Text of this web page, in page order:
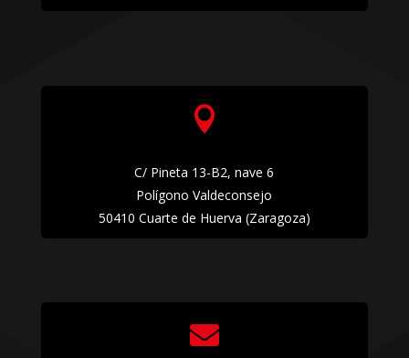

C/ Pineta 13-B2, nave 6
Polígono Valdeconsejo
50410 Cuarte de Huerva (Zaragoza)
